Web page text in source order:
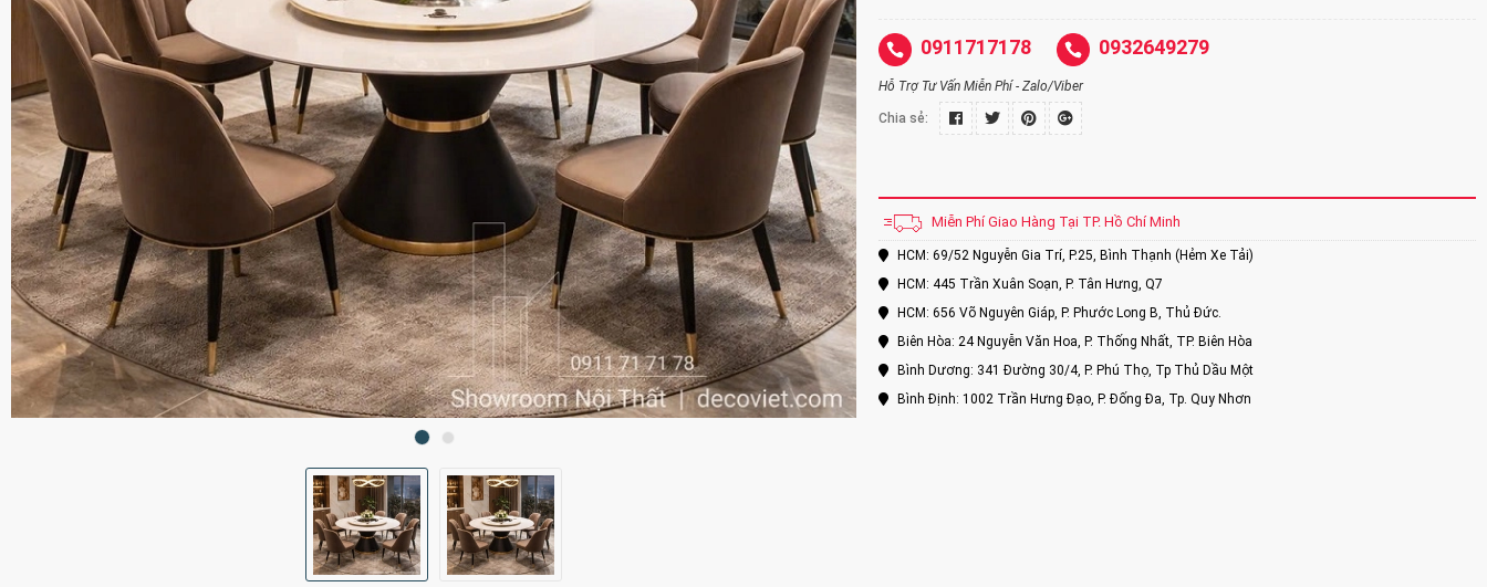
0911717178 0932649279
Hỗ Trợ Tư Vấn Miễn Phí - Zalo/Viber
Chia sẻ:
Miễn Phí Giao Hàng Tại TP. Hồ Chí Minh
HCM: 69/52 Nguyễn Gia Trí, P.25, Bình Thạnh (Hẻm Xe Tải)
HCM: 445 Trần Xuân Soạn, P. Tân Hưng, Q7
HCM: 656 Võ Nguyên Giáp, P. Phước Long B, Thủ Đức.
Biên Hòa: 24 Nguyễn Văn Hoa, P. Thống Nhất, TP. Biên Hòa
Bình Dương: 341 Đường 30/4, P. Phú Thọ, Tp Thủ Dầu Một
Bình Định: 1002 Trần Hưng Đạo, P. Đống Đa, Tp. Quy Nhơn